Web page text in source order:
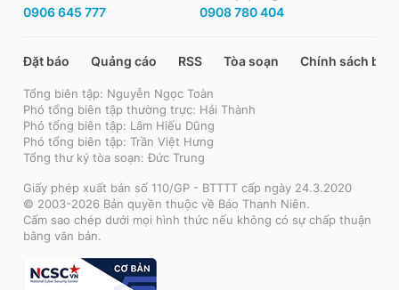
0906 645 777 0908 780 404
Đặt báo Quảng cáo RSS Tòa soạn Chính sách bảo
Tổng biên tập: Nguyễn Ngọc Toàn
Phó tổng biên tập thường trực: Hải Thành
Phó tổng biên tập: Lâm Hiếu Dũng
Phó tổng biên tập: Trần Việt Hưng
Tổng thư ký tòa soạn: Đức Trung
Giấy phép xuất bản số 110/GP - BTTTT cấp ngày 24.3.2020
© 2003-2026 Bản quyền thuộc về Báo Thanh Niên.
Cấm sao chép dưới mọi hình thức nếu không có sự chấp thuận
bằng văn bản.